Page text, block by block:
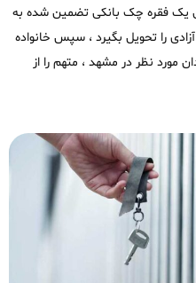
یک فقره چک بانکی تضمین شده به
را تحویل بگیرد ، سپس خانواده
مورد نظر در مشهد ، متهم را از